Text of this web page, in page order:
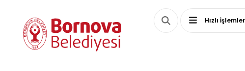
Hızlı İşlemler